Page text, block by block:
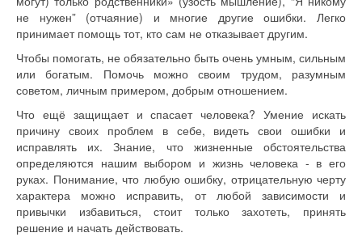
не нужен” (отчаяние) и многие другие ошибки. Легко
принимает помощь тот, кто сам не отказывает другим.
Чтобы помогать, не обязательно быть очень умным, сильным
или богатым. Помочь можно своим трудом, разумным
советом, личным примером, добрым отношением.
Что ещё защищает и спасает человека? Умение искать
причину своих проблем в себе, видеть свои ошибки и
исправлять их. Знание, что жизненные обстоятельства
определяются нашим выбором и жизнь человека - в его
руках. Понимание, что любую ошибку, отрицательную черту
характера можно исправить, от любой зависимости и
привычки избавиться, стоит только захотеть, принять
решение и начать действовать.